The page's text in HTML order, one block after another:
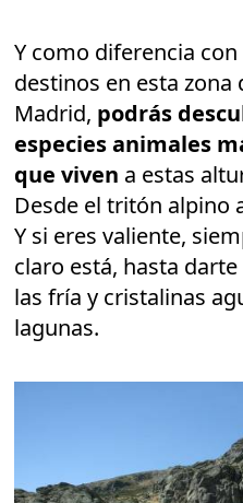
Y como diferencia
destinos en esta zona
Madrid, podrás
especies animales
que viven a estas
Desde el tritón alpino
Y si eres valiente,
claro está, hasta
las fría y cristalinas
lagunas.